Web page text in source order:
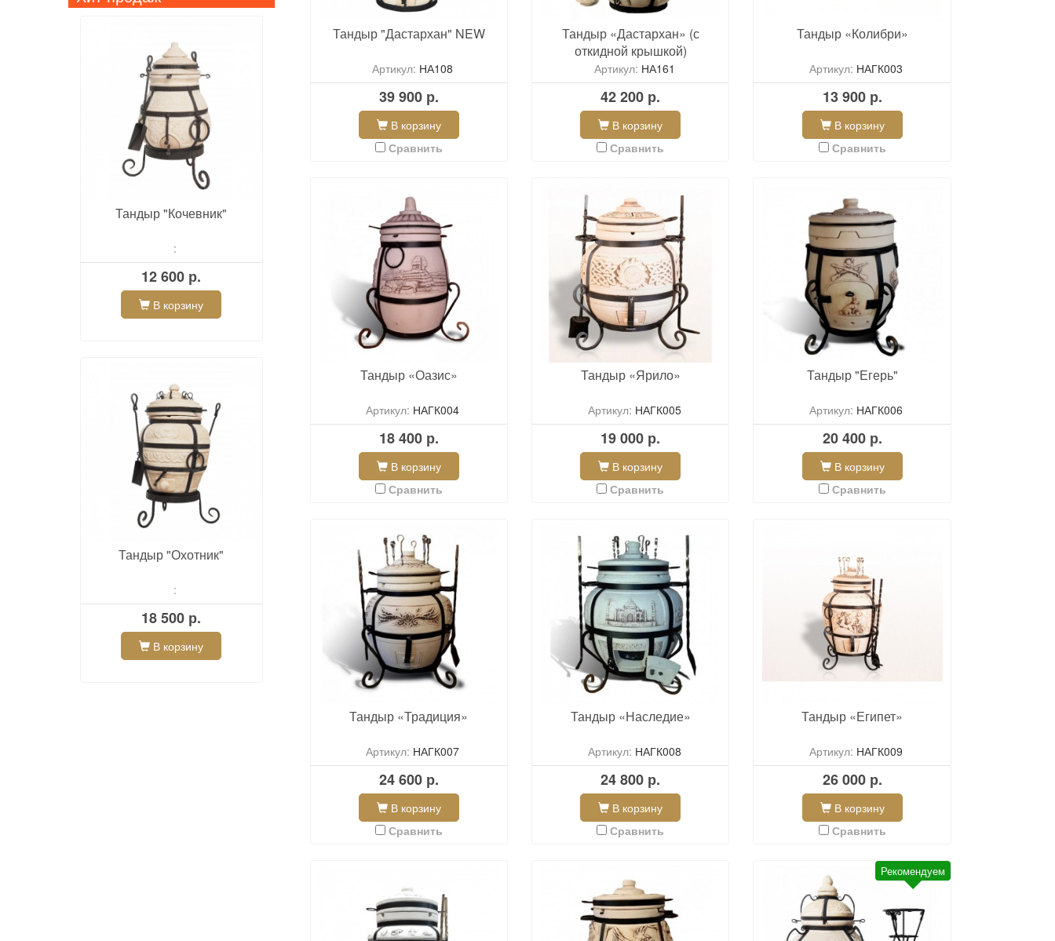
Тандыр "Кочевник"
:
12 600 р.
В корзину
Тандыр "Охотник"
:
18 500 р.
В корзину
Тандыр "Дастархан" NEW
Артикул: НА108
39 900 р.
В корзину
Сравнить
Тандыр «Дастархан» (с
откидной крышкой)
Артикул: НА161
42 200 р.
В корзину
Сравнить
Тандыр «Колибри»
Артикул: НАГК003
13 900 р.
В корзину
Сравнить
Тандыр «Оазис»
Артикул: НАГК004
18 400 р.
В корзину
Сравнить
Тандыр «Ярило»
Артикул: НАГК005
19 000 р.
В корзину
Сравнить
Тандыр "Егерь"
Артикул: НАГК006
20 400 р.
В корзину
Сравнить
Тандыр «Традиция»
Артикул: НАГК007
24 600 р.
В корзину
Сравнить
Тандыр «Наследие»
Артикул: НАГК008
24 800 р.
В корзину
Сравнить
Тандыр «Египет»
Артикул: НАГК009
26 000 р.
В корзину
Сравнить
Рекомендуем